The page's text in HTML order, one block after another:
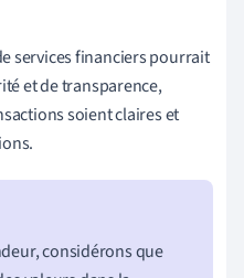
services financiers pourrait
et de transparence,
soient claires et
considérons que